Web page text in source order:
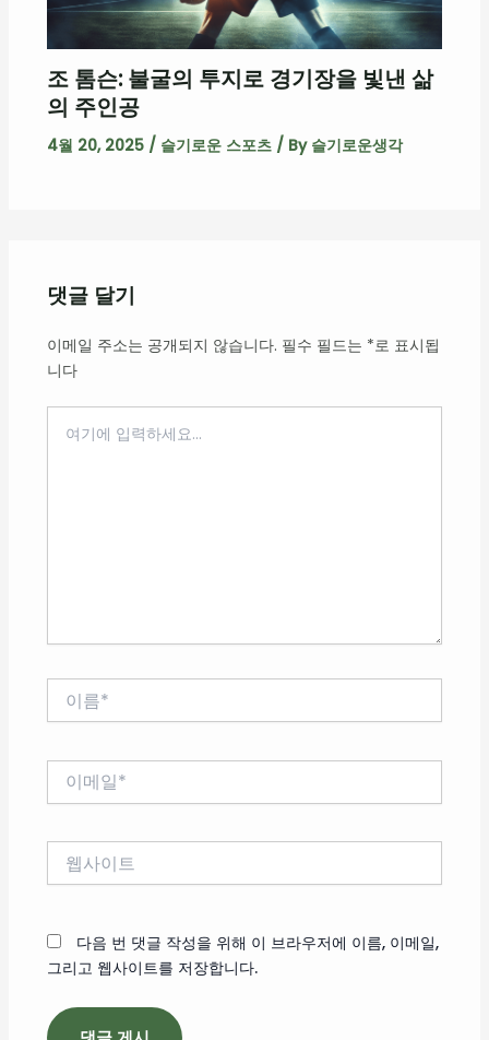
조 톰슨: 불굴의 투지로 경기장을 빛낸 삶
의 주인공
4월 20, 2025 / 슬기로운 스포츠/ By 슬기로운생각
댓글 달기
이메일 주소는 공개되지 않습니다. 필수 필드는 *로 표시됩
니다
다음 번 댓글 작성을 위해 이 브라우저에 이름, 이메일,
그리고 웹사이트를 저장합니다.